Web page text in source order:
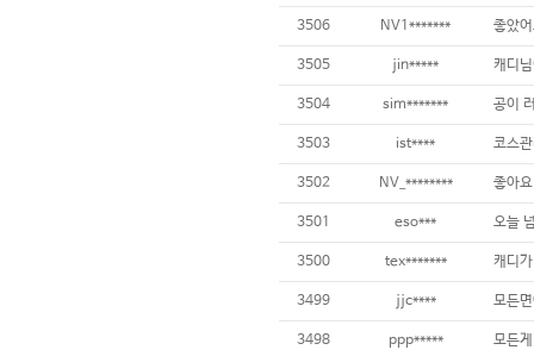
3506 NV1*******
3505 jin*****
3504 sim*******
3503 ist****
3502 NV_********
3501 eso***
3500 tex*******
3499 jjc****
3498 ppp*****